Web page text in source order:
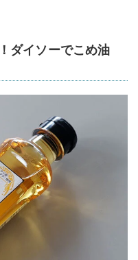
ダイソーでこめ油